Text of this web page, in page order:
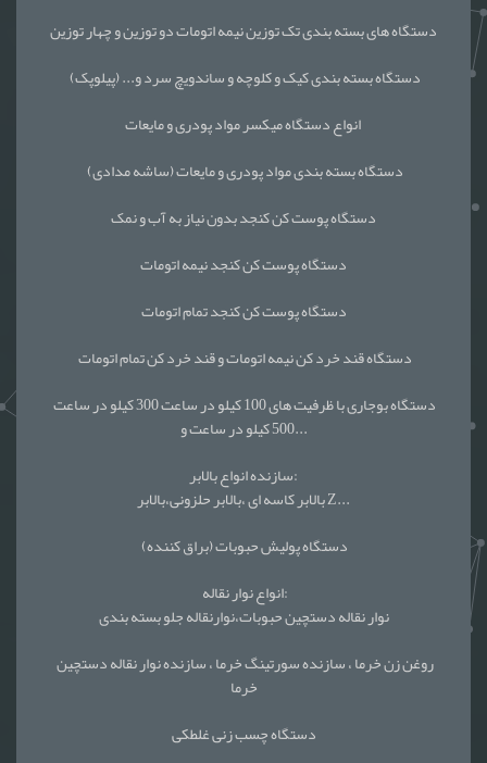
دستگاه های بسته بندی تک توزین نیمه اتومات دو توزین و چهار توزین
دستگاه بسته بندی کیک و کلوچه و ساندویچ سرد و... (پیلوپک)
انواع دستگاه میکسر مواد پودری و مایعات
دستگاه بسته بندی مواد پودری و مایعات (ساشه مدادی)
دستگاه پوست کن کنجد نیمه اتومات
دستگاه پوست کن کنجد تمام اتومات
دستگاه قند خرد کن نیمه اتومات و قند خرد کن تمام اتومات
500 کیلو در ساعت و...
سازنده انواع بالابر:
بالابر کاسه ای ،بالابر حلزونی،بالابر Z...
دستگاه پولیش حبوبات (براق کننده)
انواع نوار نقاله:
نوار نقاله دستچین حبوبات،نوارنقاله جلو بسته بندی
خرما
دستگاه چسب زنی غلطکی